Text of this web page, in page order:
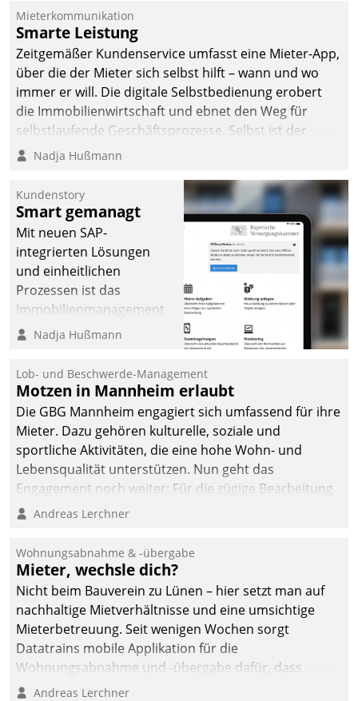
Mieterkommunikation
Smarte Leistung
Zeitgemäßer Kundenservice umfasst eine Mieter-App,
über die der Mieter sich selbst hilft – wann und wo
immer er will. Die digitale Selbstbedienung erobert
die Immobilienwirtschaft und ebnet den Weg für
selbstlaufende Geschäftsprozesse. Selbst ist der
Kunde und smart der Serviceanbieter.
Nadja Hußmann
Kundenstory
Smart gemanagt
Mit neuen SAP-
integrierten Lösungen
und einheitlichen
Prozessen ist das
Immobilienmanagement
der Bayerischen
Ressort Kapitalanlage für
künftige Aufgaben und
Herausforderungen
gerüstet.
Nadja Hußmann
Lob- und Beschwerde-Management
Motzen in Mannheim erlaubt
Die GBG Mannheim engagiert sich umfassend für ihre
Mieter. Dazu gehören kulturelle, soziale und
sportliche Aktivitäten, die eine hohe Wohn- und
Lebensqualität unterstützen. Nun geht das
Engagement noch weiter: Für die zügige Bearbeitung
von Beschwerden – oder Lob – richtet das
und Beschwerde-Management einen eigenen Kanal
ein.
Andreas Lerchner
Wohnungsabnahme & -übergabe
Mieter, wechsle dich?
Nicht beim Bauverein zu Lünen – hier setzt man auf
nachhaltige Mietverhältnisse und eine umsichtige
Mieterbetreuung. Seit wenigen Wochen sorgt
Datatrains mobile Applikation für die
Wohnungsabnahme und -übergabe dafür, dass
Mieter wohlgeordnet kommen und, so es sein muss,
Andreas Lerchner